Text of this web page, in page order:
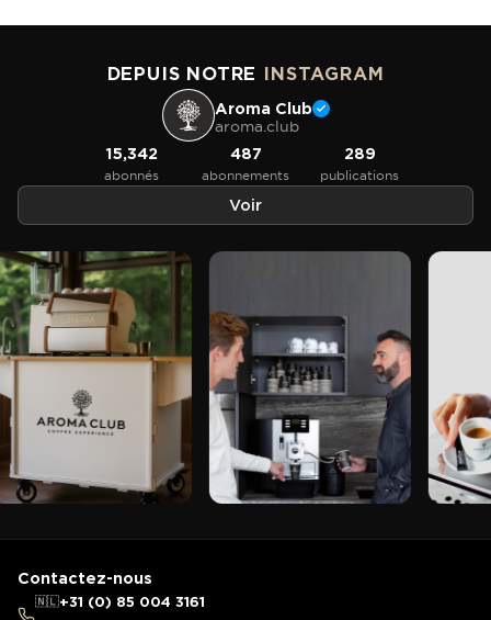
DEPUIS NOTRE INSTAGRAM
Aroma Club
aroma.club
15,342
abonnés
487
abonnements
289
publications
Voir
Contactez-nous
🇳🇱+31 (0) 85 004 3161